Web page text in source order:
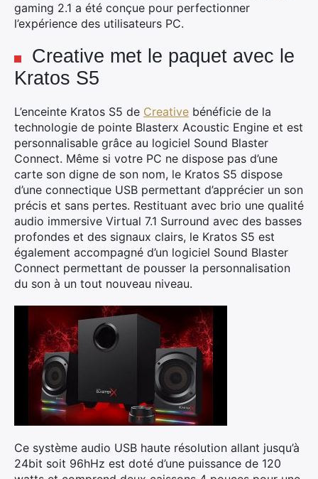
gaming 2.1 a été conçue pour perfectionner
l’expérience des utilisateurs PC.
Creative met le paquet avec le
Kratos S5
L’enceinte Kratos S5 de Creative bénéficie de la
technologie de pointe Blasterx Acoustic Engine et est
personnalisable grâce au logiciel Sound Blaster
Connect. Même si votre PC ne dispose pas d’une
carte son digne de son nom, le Kratos S5 dispose
d’une connectique USB permettant d’apprécier un son
précis et sans pertes. Restituant avec brio une qualité
audio immersive Virtual 7.1 Surround avec des basses
profondes et des signaux clairs, le Kratos S5 est
également accompagné d’un logiciel Sound Blaster
Connect permettant de pousser la personnalisation
du son à un tout nouveau niveau.
Ce système audio USB haute résolution allant jusqu’à
24bit soit 96hHz est doté d’une puissance de 120